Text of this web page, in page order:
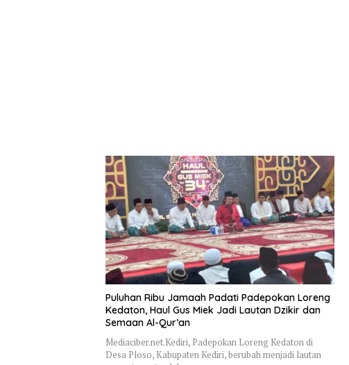
Puluhan Ribu Jamaah Padati Padepokan Loreng
Kedaton, Haul Gus Miek Jadi Lautan Dzikir dan
Semaan Al-Qur’an
Mediaciber.net.Kediri, Padepokan Loreng Kedaton di
Desa Ploso, Kabupaten Kediri, berubah menjadi lautan